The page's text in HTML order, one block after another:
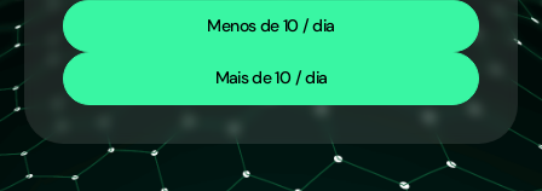
Menos de 10 / dia
Mais de 10 / dia